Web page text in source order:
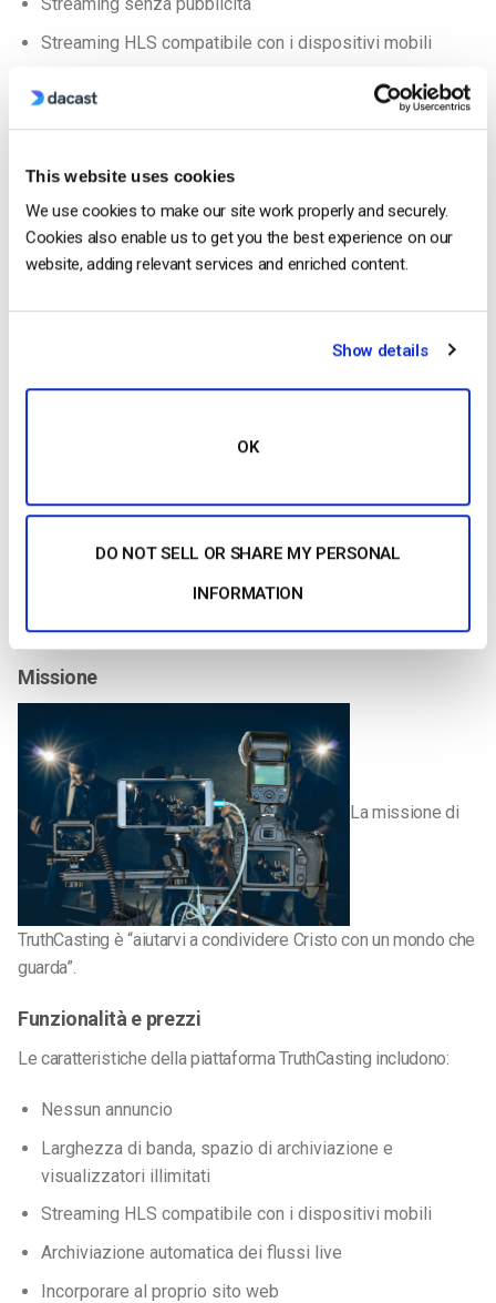
This website uses cookies
We use cookies to make our site work properly and securely.
Cookies also enable us to get you the best experience on our
website, adding relevant services and enriched content.
Show details
OK
DO NOT SELL OR SHARE MY PERSONAL
INFORMATION
Streaming senza pubblicità
Streaming HLS compatibile con i dispositivi mobili
La piattaforma Sunday Streams è disponibile in due diversi
pacchetti. Per 49 dollari al mese, avrete 250 GB di larghezza
banda e 300 GB di larghezza di banda. Tutti i piani includono
tutte le funzionalità e i clienti più grandi possono negoziare
La storia
TruthCastingha iniziato nel 2005 a fornire alle Chiese un
introdotto lo streaming dal vivo e oggi collabora con oltre
2500 chiese e ministeri in tutto il mondo.
Missione
La missione di
TruthCasting è “aiutarvi a condividere Cristo con un mondo che
guarda”.
Funzionalità e prezzi
Le caratteristiche della piattaforma TruthCasting includono:
Nessun annuncio
Larghezza di banda, spazio di archiviazione e
visualizzatori illimitati
Streaming HLS compatibile con i dispositivi mobili
Archiviazione automatica dei flussi live
Incorporare al proprio sito web